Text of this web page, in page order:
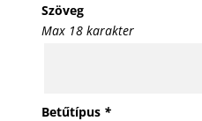
Szöveg
Max 18 karakter
Betűtípus *